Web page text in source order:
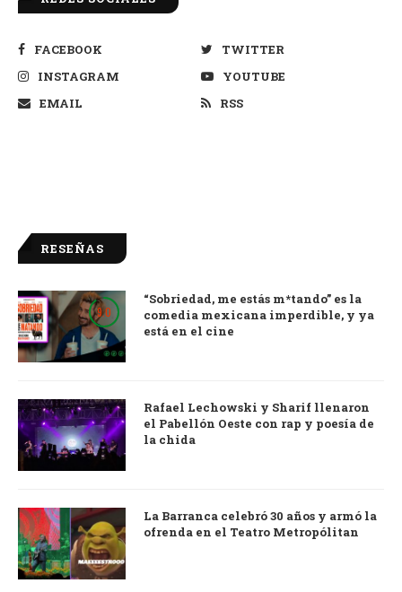
FACEBOOK
TWITTER
INSTAGRAM
YOUTUBE
EMAIL
RSS
RESEÑAS
9.0
“Sobriedad, me estás m*tando” es la
comedia mexicana imperdible, y ya
está en el cine
Rafael Lechowski y Sharif llenaron
el Pabellón Oeste con rap y poesía de
la chida
La Barranca celebró 30 años y armó la
ofrenda en el Teatro Metropólitan